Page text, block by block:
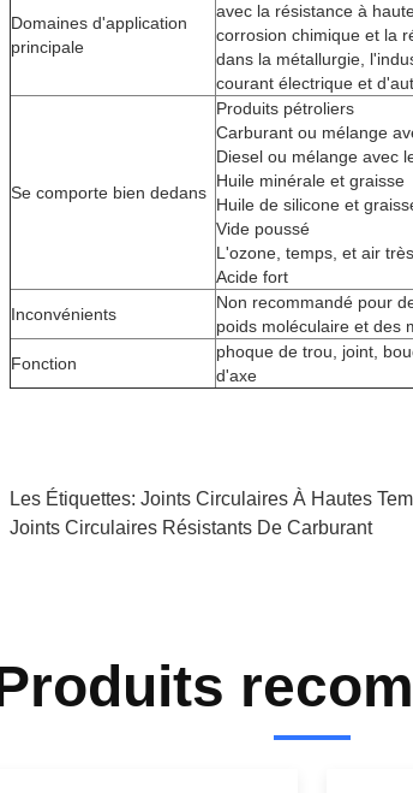
Domaines d'application
principale
avec la résistance à
corrosion chimique et la
dans la métallurgie,
courant électrique et
Se comporte bien dedans
Produits pétroliers
Carburant ou mélange
Diesel ou mélange avec
Huile minérale et graisse
Huile de silicone et
Vide poussé
L'ozone, temps, et air
Acide fort
Inconvénients
Non recommandé pour
poids moléculaire et des
Fonction
phoque de trou, joint,
d'axe
Les Étiquettes: Joints Circulaires À Hautes
Joints Circulaires Résistants De Carburant